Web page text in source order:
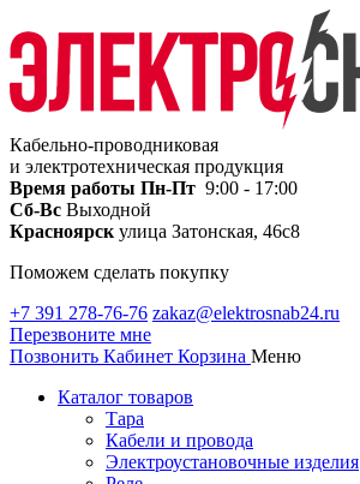
Кабельно-проводниковая
и электротехническая продукция
Время работы Пн-Пт 9:00 - 17:00
Сб-Вс Выходной
Красноярск улица Затонская, 46с8
Поможем сделать покупку
+7 391 278-76-76 zakaz@elektrosnab24.ru
Перезвоните мне
Позвонить Кабинет Корзина Меню
Каталог товаров
Тара
Кабели и провода
Электроустановочные изделия